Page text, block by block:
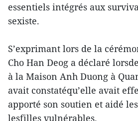
essentiels intégrés aux
sexiste.
S’exprimant lors de la
Cho Han Deog a déclaré
à la Maison Anh Duong à
avait constatéqu’elle avait
apporté son soutien et aidé
lesfilles vulnérables.